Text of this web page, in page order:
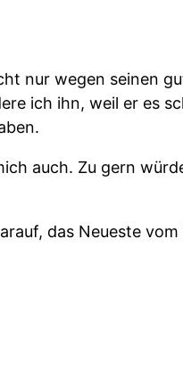
nur wegen seinen
ich ihn, weil er es
auch. Zu gern
das Neueste